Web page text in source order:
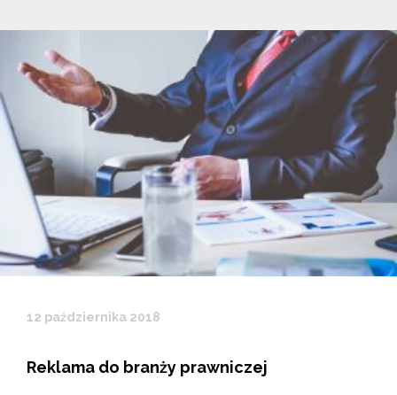
12 października 2018
Reklama do branży prawniczej